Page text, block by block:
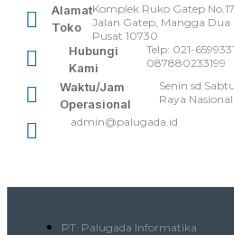
Alamat
Toko
Komplek Ruko Gatep
Jalan Gatep, Mangga Dua
Pusat 10730
Hubungi
Kami
Telp: 021-
087880233199
Waktu/Jam
Operasional
Senin sd
Raya
admin@palugada.id
PT. Palugada Informatika